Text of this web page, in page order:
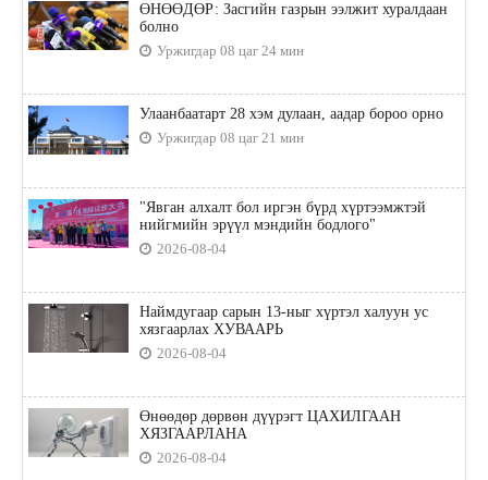
ӨНӨӨДӨР: Засгийн газрын ээлжит хуралдаан
болно
Уржигдар 08 цаг 24 мин
Улаанбаатарт 28 хэм дулаан, аадар бороо орно
Уржигдар 08 цаг 21 мин
"Явган алхалт бол иргэн бүрд хүртээмжтэй
нийгмийн эрүүл мэндийн бодлого"
2026-08-04
Наймдугаар сарын 13-ныг хүртэл халуун ус
хязгаарлах ХУВААРЬ
2026-08-04
Өнөөдөр дөрвөн дүүрэгт ЦАХИЛГААН
ХЯЗГААРЛАНА
2026-08-04